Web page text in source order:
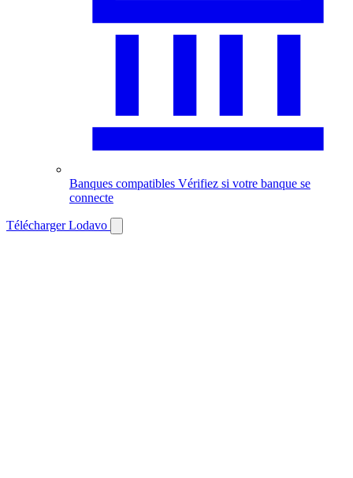
Banques compatibles Vérifiez si votre banque se
connecte
Télécharger Lodavo